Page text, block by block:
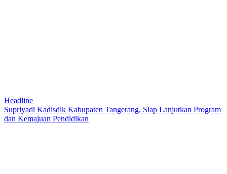
Headline
Supriyadi Kadisdik Kabupaten Tangerang, Siap Lanjutkan Program
dan Kemajuan Pendidikan